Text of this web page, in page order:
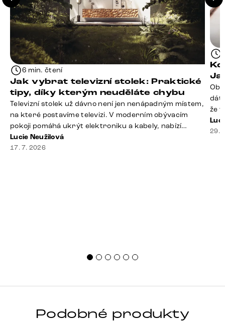
6 min. čtení
Jak vybrat televizní stolek: Praktické
tipy, díky kterým neuděláte chybu
Televizní stolek už dávno není jen nenápadným místem,
na které postavíme televizi. V moderním obývacím
pokoji pomáhá ukrýt elektroniku a kabely, nabízí
praktický úložný prostor a často se stává výraznou
součástí celého interiéru. Při jeho výběru proto
Lucie Neužilová
17. 7. 2026
že
29.
Podobné produkty